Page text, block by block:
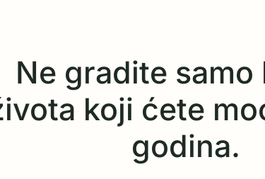
Ne gradite samo
koji ćete
godina.